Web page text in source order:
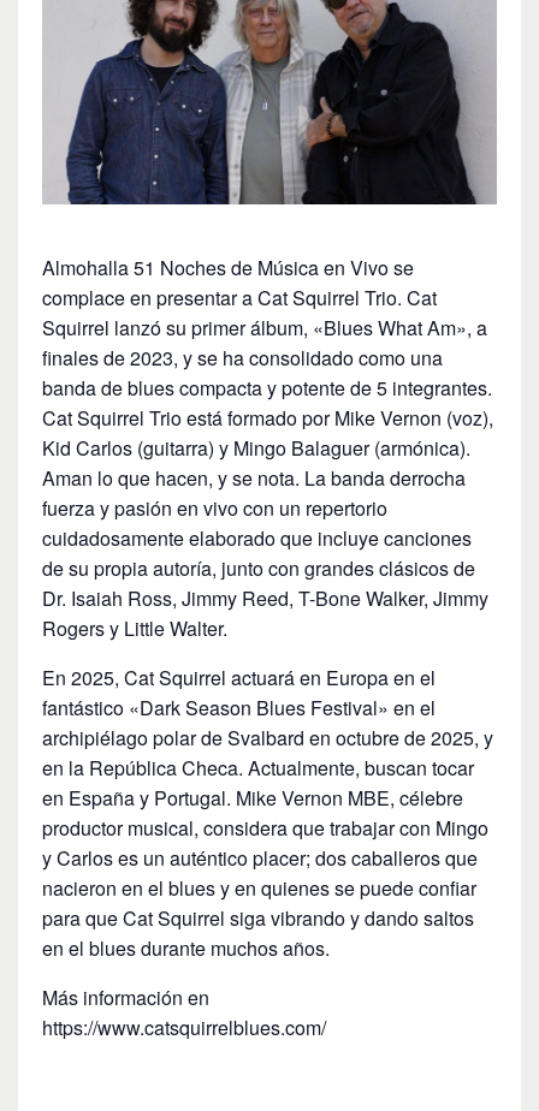
Almohalla 51 Noches de Música en Vivo se
complace en presentar a Cat Squirrel Trio. Cat
Squirrel lanzó su primer álbum, «Blues What Am», a
finales de 2023, y se ha consolidado como una
banda de blues compacta y potente de 5 integrantes.
Cat Squirrel Trio está formado por Mike Vernon (voz),
Kid Carlos (guitarra) y Mingo Balaguer (armónica).
Aman lo que hacen, y se nota. La banda derrocha
fuerza y ​​pasión en vivo con un repertorio
cuidadosamente elaborado que incluye canciones
de su propia autoría, junto con grandes clásicos de
Dr. Isaiah Ross, Jimmy Reed, T-Bone Walker, Jimmy
Rogers y Little Walter.
En 2025, Cat Squirrel actuará en Europa en el
fantástico «Dark Season Blues Festival» en el
archipiélago polar de Svalbard en octubre de 2025, y
en la República Checa. Actualmente, buscan tocar
en España y Portugal. Mike Vernon MBE, célebre
productor musical, considera que trabajar con Mingo
y Carlos es un auténtico placer; dos caballeros que
nacieron en el blues y en quienes se puede confiar
para que Cat Squirrel siga vibrando y dando saltos
en el blues durante muchos años.
Más información en
https://www.catsquirrelblues.com/